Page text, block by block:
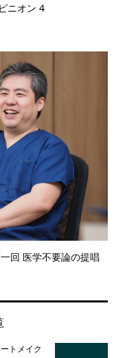
ニオン 4
回 医学不要論の提唱
トメイク